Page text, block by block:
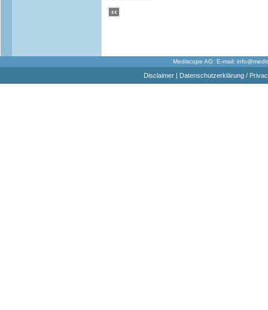
Mediscope AG E-mail:
Disclaimer| Datenschutzerklärung /